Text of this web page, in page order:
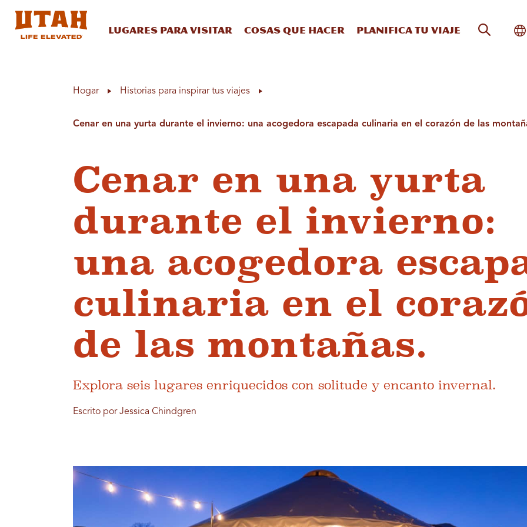
Lugares para visitar Cosas que hacer Planifica tu viaje
Hogar Historias para inspirar tus viajes
Cenar en una yurta durante el invierno: una acogedora escapada culinaria en el corazón de las
Cenar en una yurta
durante el invierno:
una acogedora
culinaria en el
de las montañas.
Explora seis lugares enriquecidos con solitude y encanto invernal.
Escrito por Jessica Chindgren